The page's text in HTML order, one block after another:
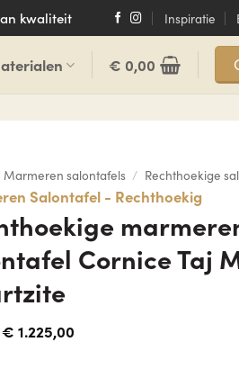
kwaliteit Inspiratie
€ 0,00
Marmeren salontafels / Rechthoekige
Salontafel - Rechthoekig
Cornice Taj
€ 1.225,00